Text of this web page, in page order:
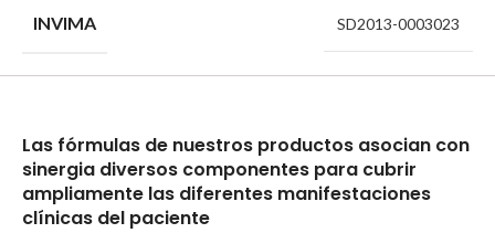
INVIMA SD2013-0003023
Las fórmulas de nuestros productos asocian con
sinergia diversos componentes para cubrir
ampliamente las diferentes manifestaciones
clínicas del paciente